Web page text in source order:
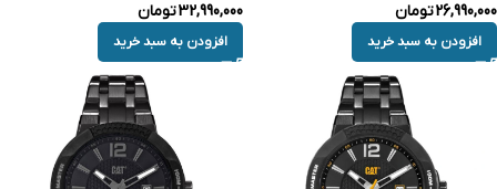
26,990,000تومان
افزودن به سبد خرید
32,990,000تومان
افزودن به سبد خرید